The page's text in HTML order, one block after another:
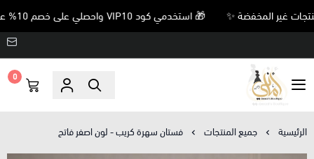
🎁 استخدمي كود VIP10 واحصلي على خصم 10% على جميع المنتجات غير المخفضة ✨
Amani’s Boutique
0
الرئيسية جميع المنتجات فستان سهرة كريب - لون اصفر فاتح